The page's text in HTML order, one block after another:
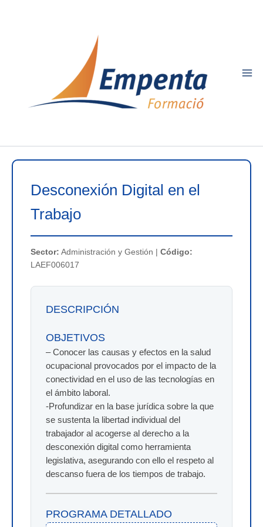
Desconexión Digital en el
Trabajo
Sector: Administración y Gestión | Código:
LAEF006017
DESCRIPCIÓN
OBJETIVOS
– Conocer las causas y efectos en la salud
ocupacional provocados por el impacto de la
conectividad en el uso de las tecnologías en
el ámbito laboral.
-Profundizar en la base jurídica sobre la que
se sustenta la libertad individual del
trabajador al acogerse al derecho a la
desconexión digital como herramienta
legislativa, asegurando con ello el respeto al
descanso fuera de los tiempos de trabajo.
PROGRAMA DETALLADO